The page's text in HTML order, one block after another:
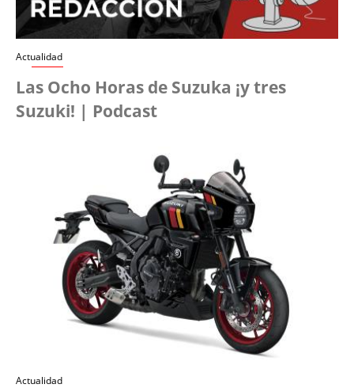
Actualidad
Las Ocho Horas de Suzuka ¡y tres
Suzuki! | Podcast
Actualidad